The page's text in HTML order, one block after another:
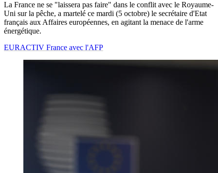
La France ne se "laissera pas faire" dans le conflit avec le Royaume-
Uni sur la pêche, a martelé ce mardi (5 octobre) le secrétaire d'Etat
français aux Affaires européennes, en agitant la menace de l'arme
énergétique.
EURACTIV France avec l'AFP